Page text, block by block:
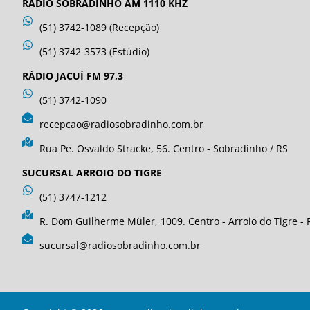
RÁDIO SOBRADINHO AM 1110 KHZ
(51) 3742-1089 (Recepção)
(51) 3742-3573 (Estúdio)
RÁDIO JACUÍ FM 97,3
(51) 3742-1090
recepcao@radiosobradinho.com.br
Rua Pe. Osvaldo Stracke, 56. Centro - Sobradinho / RS
SUCURSAL ARROIO DO TIGRE
(51) 3747-1212
R. Dom Guilherme Müler, 1009. Centro - Arroio do Tigre -
sucursal@radiosobradinho.com.br